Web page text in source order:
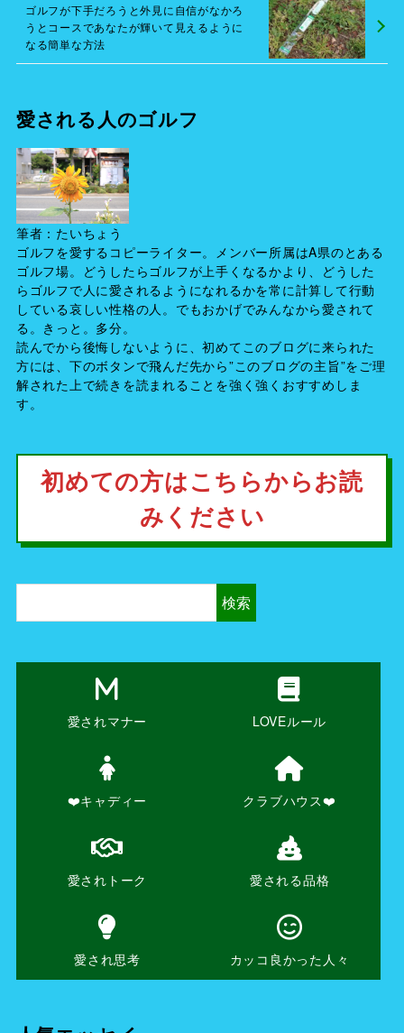
ゴルフが下手だろうと外見に自信がなかろ
うとコースであなたが輝いて見えるように
なる簡単な方法
愛される人のゴルフ
筆者：たいちょう
ゴルフを愛するコピーライター。メンバー所属はA県のとある
ゴルフ場。どうしたらゴルフが上手くなるかより、どうした
らゴルフで人に愛されるようになれるかを常に計算して行動
している哀しい性格の人。でもおかげでみんなから愛されて
る。きっと。多分。
読んでから後悔しないように、初めてこのブログに来られた
方には、下のボタンで飛んだ先から”このブログの主旨”をご理
解された上で続きを読まれることを強く強くおすすめしま
す。
初めての方はこちらからお読
みください
検索
愛されマナー LOVEルール
❤️キャディー クラブハウス❤️
愛されトーク 愛される品格
愛され思考 カッコ良かった人々